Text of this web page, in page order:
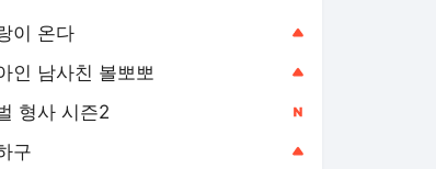
이 온다
인 남사친 볼뽀뽀
형사 시즌2
구